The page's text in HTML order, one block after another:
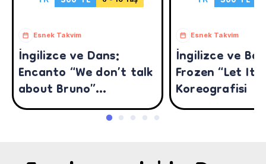
Esnek Takvim
İngilizce ve Dans:
Encanto “We don’t talk
about Bruno”
Koreografisi
Esnek Takvim
İngilizce ve
Frozen “Let It
Koreografisi